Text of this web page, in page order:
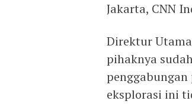
Jakarta, CNN
Direktur
pihaknya
penggabungan
eksplorasi ini